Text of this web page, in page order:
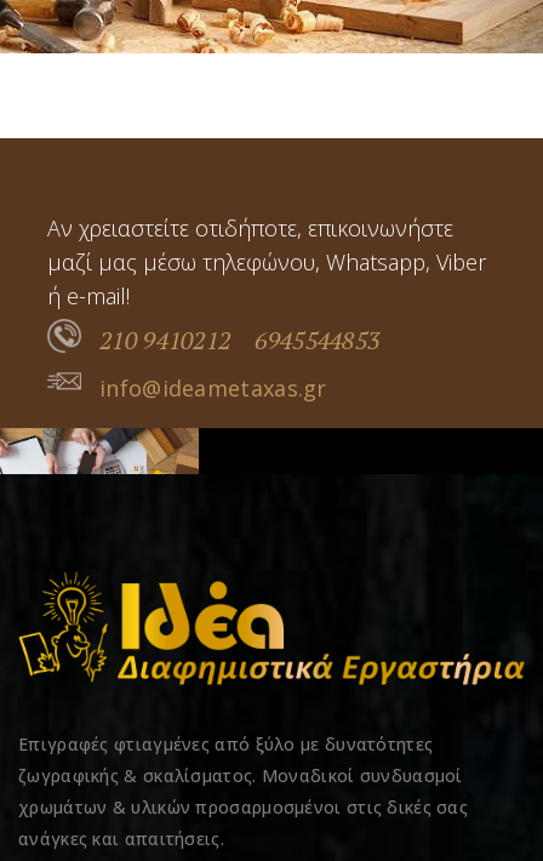
Αν χρειαστείτε οτιδήποτε, επικοινωνήστε
μαζί μας μέσω τηλεφώνου, Whatsapp, Viber
ή e-mail!
210 9410212 6945544853
info@ideametaxas.gr
Επιγραφές φτιαγμένες από ξύλο με δυνατότητες
ζωγραφικής & σκαλίσματος. Μοναδικοί συνδυασμοί
χρωμάτων & υλικών προσαρμοσμένοι στις δικές σας
ανάγκες και απαιτήσεις.